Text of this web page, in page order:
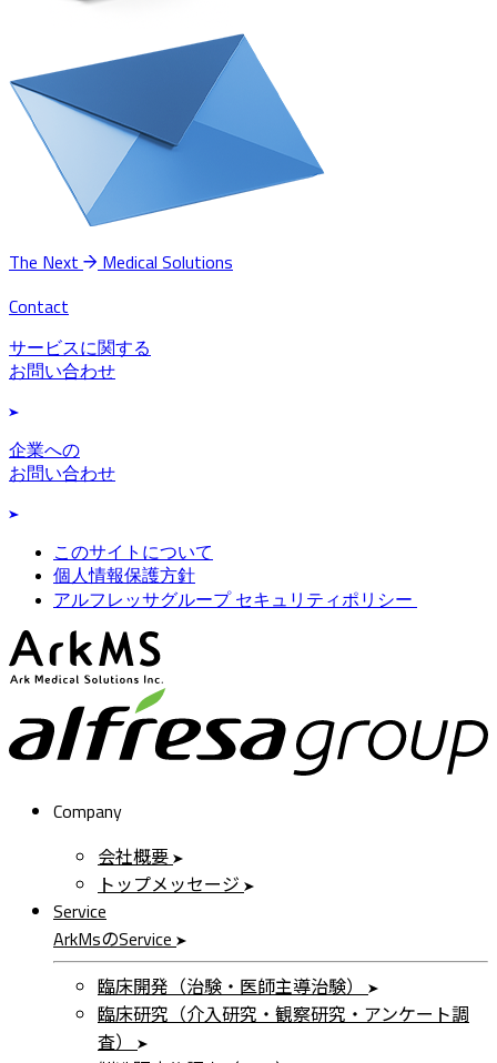
The Next
Medical Solutions
Contact
サービスに関する
お問い合わせ
企業への
お問い合わせ
このサイトについて
個人情報保護方針
アルフレッサグループ セキュリティポリシー
Company
会社概要
トップメッセージ
Service
ArkMsのService
臨床開発（治験・医師主導治験）
臨床研究（介入研究・観察研究・アンケート調
査）